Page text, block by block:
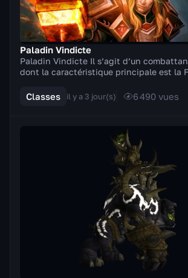
Paladin Vindicte
Paladin Vindicte Il s’agit d’un
dont la caractéristique principale est la
Classes il y a 3 jour(s) 6 490 vues